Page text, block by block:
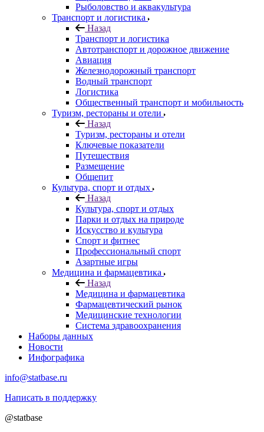
Рыболовство и аквакультура
Транспорт и логистика
Назад
Транспорт и логистика
Автотранспорт и дорожное движение
Авиация
Железнодорожный транспорт
Водный транспорт
Логистика
Общественный транспорт и мобильность
Туризм, рестораны и отели
Назад
Туризм, рестораны и отели
Ключевые показатели
Путешествия
Размещение
Общепит
Культура, спорт и отдых
Назад
Культура, спорт и отдых
Парки и отдых на природе
Искусство и культура
Спорт и фитнес
Профессиональный спорт
Азартные игры
Медицина и фармацевтика
Назад
Медицина и фармацевтика
Фармацевтический рынок
Медицинские технологии
Система здравоохранения
Наборы данных
Новости
Инфографика
info@statbase.ru
Написать в поддержку
@statbase